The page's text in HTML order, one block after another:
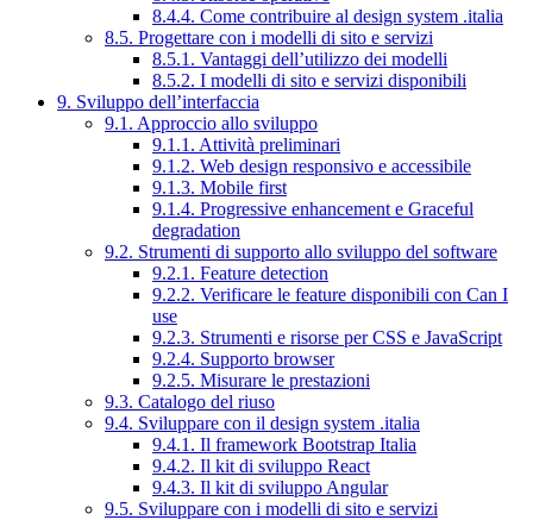
8.4.4. Come contribuire al design system .italia
8.5. Progettare con i modelli di sito e servizi
8.5.1. Vantaggi dell’utilizzo dei modelli
8.5.2. I modelli di sito e servizi disponibili
9. Sviluppo dell’interfaccia
9.1. Approccio allo sviluppo
9.1.1. Attività preliminari
9.1.2. Web design responsivo e accessibile
9.1.3. Mobile first
9.1.4. Progressive enhancement e Graceful
degradation
9.2. Strumenti di supporto allo sviluppo del software
9.2.1. Feature detection
9.2.2. Verificare le feature disponibili con Can I
use
9.2.3. Strumenti e risorse per CSS e JavaScript
9.2.4. Supporto browser
9.2.5. Misurare le prestazioni
9.3. Catalogo del riuso
9.4. Sviluppare con il design system .italia
9.4.1. Il framework Bootstrap Italia
9.4.2. Il kit di sviluppo React
9.4.3. Il kit di sviluppo Angular
9.5. Sviluppare con i modelli di sito e servizi